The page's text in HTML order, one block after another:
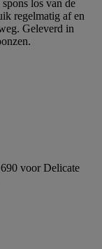
los van de
regelmatig af en
Geleverd in
voor Delicate